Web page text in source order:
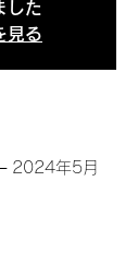
した
見る
2024年5月